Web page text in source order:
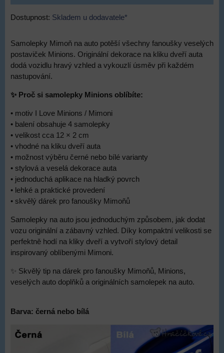
Dostupnost: Skladem u dodavatele*
Samolepky Mimoň na auto potěší všechny fanoušky veselých
postaviček Minions. Originální dekorace na kliku dveří auta
dodá vozidlu hravý vzhled a vykouzlí úsměv při každém
nastupování.
✨ Proč si samolepky Minions oblíbíte:
• motiv I Love Minions / Mimoni
• balení obsahuje 4 samolepky
• velikost cca 12 × 2 cm
• vhodné na kliku dveří auta
• možnost výběru černé nebo bílé varianty
• stylová a veselá dekorace auta
• jednoduchá aplikace na hladký povrch
• lehké a praktické provedení
• skvělý dárek pro fanoušky Mimoňů
Samolepky na auto jsou jednoduchým způsobem, jak dodat
vozu originální a zábavný vzhled. Díky kompaktní velikosti se
perfektně hodí na kliky dveří a vytvoří stylový detail
inspirovaný oblíbenými Mimoni.
✨ Skvělý tip na dárek pro fanoušky Mimoňů, Minions,
veselých auto doplňků a originálních samolepek na auto.
Barva: černá nebo bílá